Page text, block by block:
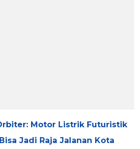
Motor Listrik Futuristik
Jadi Raja Jalanan Kota